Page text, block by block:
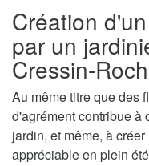
Création
par un
Cressin-
Au même titre que des
d'agrément contribue à
jardin, et même, à
appréciable en plein